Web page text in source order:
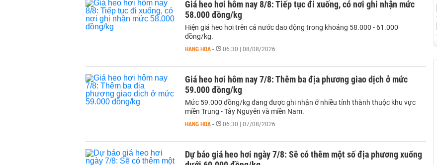
Giá heo hơi hôm nay 8/8: Tiếp tục đi xuống, có nơi ghi nhận mức
58.000 đồng/kg
Hiện giá heo hơi trên cả nước dao động trong khoảng 58.000 - 61.000
đồng/kg.
HÀNG HÓA - 06:30 | 08/08/2026
Giá heo hơi hôm nay 7/8: Thêm ba địa phương giao dịch ở mức
59.000 đồng/kg
Mức 59.000 đồng/kg đang được ghi nhận ở nhiều tỉnh thành thuộc khu vực
miền Trung - Tây Nguyên và miền Nam.
HÀNG HÓA - 06:30 | 07/08/2026
Dự báo giá heo hơi ngày 7/8: Sẽ có thêm một số địa phương xuống